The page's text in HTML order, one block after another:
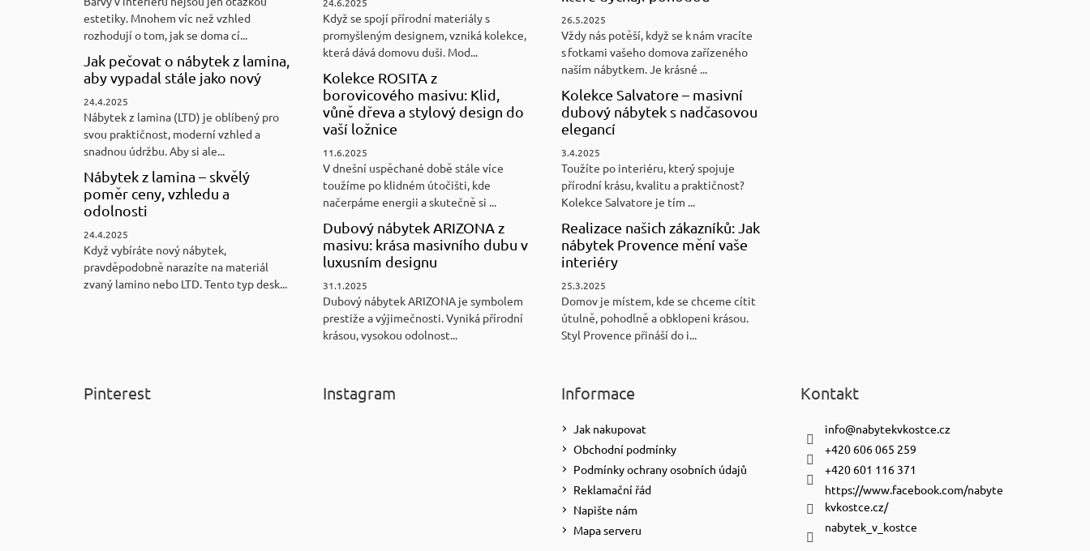
estetiky. Mnohem víc než vzhled
rozhodují o tom, jak se doma cí...
Jak pečovat o nábytek z lamina,
aby vypadal stále jako nový
24.4.2025
Nábytek z lamina (LTD) je oblíbený pro
svou praktičnost, moderní vzhled a
snadnou údržbu. Aby si ale...
Nábytek z lamina – skvělý
poměr ceny, vzhledu a
odolnosti
24.4.2025
Když vybíráte nový nábytek,
pravděpodobně narazíte na materiál
zvaný lamino nebo LTD. Tento typ desk...
Když se spojí přírodní materiály s
promyšleným designem, vzniká kolekce,
která dává domovu duši. Mod...
Kolekce ROSITA z
borovicového masivu: Klid,
vůně dřeva a stylový design do
vaší ložnice
11.6.2025
V dnešní uspěchané době stále více
toužíme po klidném útočišti, kde
načerpáme energii a skutečně si ...
Dubový nábytek ARIZONA z
masivu: krása masivního dubu v
luxusním designu
31.1.2025
Dubový nábytek ARIZONA je symbolem
prestiže a výjimečnosti. Vyniká přírodní
krásou, vysokou odolnost...
26.5.2025
Vždy nás potěší, když se k nám vracíte
s fotkami vašeho domova zařízeného
naším nábytkem. Je krásné ...
Kolekce Salvatore – masivní
dubový nábytek s nadčasovou
elegancí
3.4.2025
Toužíte po interiéru, který spojuje
přírodní krásu, kvalitu a praktičnost?
Kolekce Salvatore je tím ...
Realizace našich zákazníků: Jak
nábytek Provence mění vaše
interiéry
25.3.2025
Domov je místem, kde se chceme cítit
útulně, pohodlně a obklopeni krásou.
Styl Provence přináší do i...
Pinterest Instagram Informace
Jak nakupovat
Obchodní podmínky
Podmínky ochrany osobních údajů
Reklamační řád
Napište nám
Mapa serveru
Kontakt
info@nabytekvkostce.cz
+420 606 065 259
+420 601 116 371
https://www.facebook.com/nabyte
kvkostce.cz/
nabytek_v_kostce